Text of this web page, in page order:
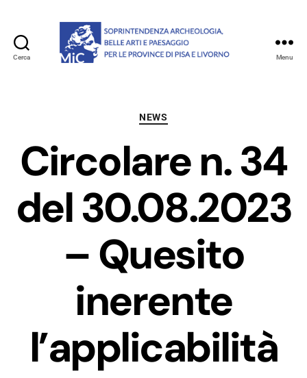
Cerca
arti
e
per
le
province
di
Pisa
Livorno
Menu
Categorie
NEWS
Circolare n. 34
del 30.08.2023
– Quesito
inerente
l’applicabilità